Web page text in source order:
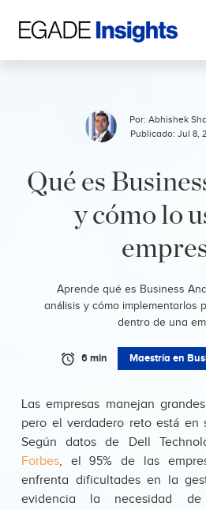
Por: Abhishek
Publicado: Jul 8,
Qué es
y cómo lo
Aprende qué es Business
análisis y cómo implementarlos
dentro de una
6 min Maestría en
Las empresas manejan
pero el verdadero reto está en
Según datos de Dell
Forbes, el 95% de las
enfrenta dificultades en la
evidencia la necesidad de